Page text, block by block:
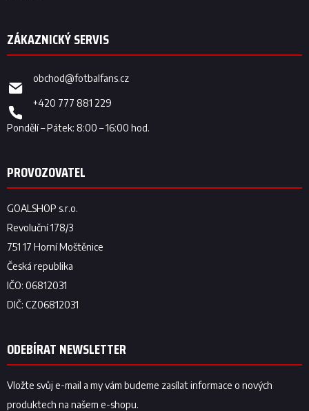
obchod@fotbalfans.cz
+420 777 881 229
ODEBÍRAT NEWSLETTER
Vložte svůj e-mail a my vám budeme zasílat informace o nových
produktech na našem e-shopu.